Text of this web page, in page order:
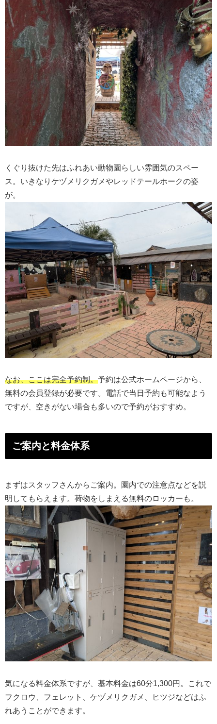
くぐり抜けた先はふれあい動物園らしい雰囲気のスペー
ス。いきなりケヅメリクガメやレッドテールホークの姿
が。
なお、ここは完全予約制。予約は公式ホームページから、
無料の会員登録が必要です。電話で当日予約も可能なよう
ですが、空きがない場合も多いので予約がおすすめ。
ご案内と料金体系
まずはスタッフさんからご案内。園内での注意点などを説
明してもらえます。荷物をしまえる無料のロッカーも。
気になる料金体系ですが、基本料金は60分1,300円。これで
フクロウ、フェレット、ケヅメリクガメ、ヒツジなどはふ
れあうことができます。